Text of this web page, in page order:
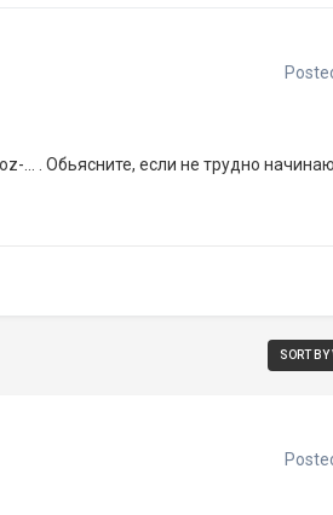
... . Обьясните, если не трудно
SORT BY